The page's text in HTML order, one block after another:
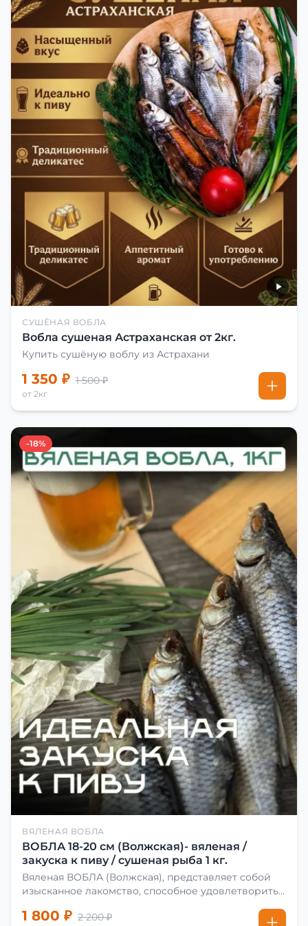
СУШЁНАЯ ВОБЛА
Вобла сушеная Астраханская от 2кг.
Купить сушёную воблу из Астрахани
1 350 ₽ 1 500 ₽
от 2кг
-18%
ВЯЛЕНАЯ ВОБЛА
ВОБЛА 18-20 см (Волжская)- вяленая /
закуска к пиву / сушеная рыба 1 кг.
Вяленая ВОБЛА (Волжская), представляет собой
изысканное лакомство, способное удовлетворить
сделать вяленую воблу, её сначала хорошо солят.
1 800 ₽ 2 200 ₽